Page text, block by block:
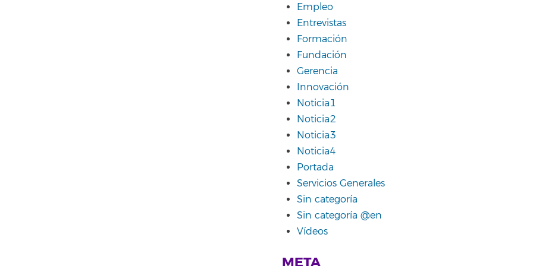
Empleo
Entrevistas
Formación
Fundación
Gerencia
Innovación
Noticia1
Noticia2
Noticia3
Noticia4
Portada
Servicios Generales
Sin categoría
Sin categoría @en
Vídeos
META